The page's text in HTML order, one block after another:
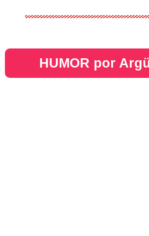
HUMOR por